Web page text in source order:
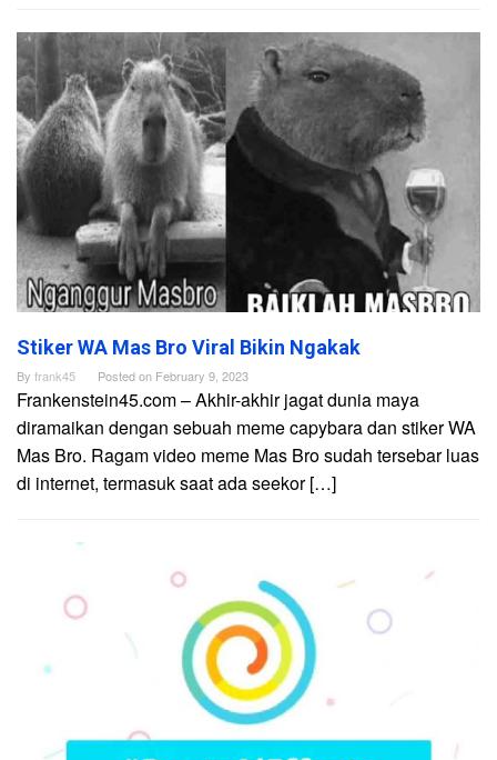
Stiker WA Mas Bro Viral Bikin Ngakak
By frank45 Posted on February 9, 2023
Frankenstein45.com – Akhir-akhir jagat dunia maya
diramaikan dengan sebuah meme capybara dan stiker WA
Mas Bro. Ragam video meme Mas Bro sudah tersebar luas
di internet, termasuk saat ada seekor […]